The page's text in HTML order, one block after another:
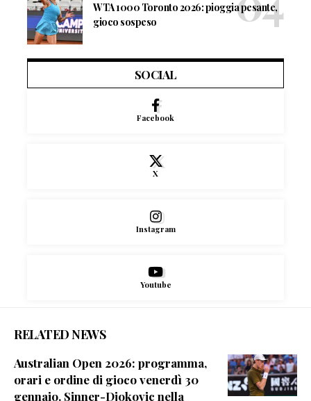
WTA 1000 Toronto 2026: pioggia pesante,
gioco sospeso
SOCIAL
Facebook
X
Instagram
Youtube
RELATED NEWS
Australian Open 2026: programma,
orari e ordine di gioco venerdì 30
gennaio. Sinner-Djokovic nella